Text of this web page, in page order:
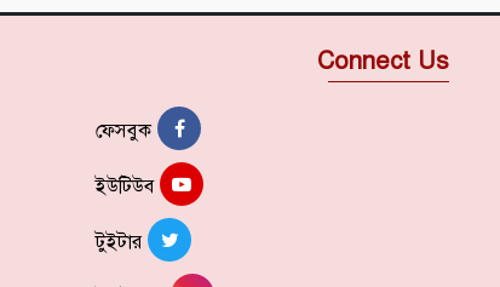
Connect Us
ফেসবুক
ইউটিউব
টুইটার